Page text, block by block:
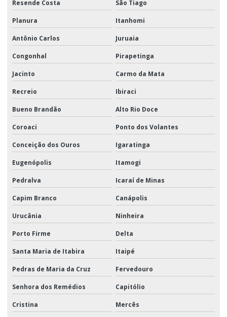
Resende Costa São Tiago
Planura Itanhomi
Antônio Carlos Juruaia
Congonhal Pirapetinga
Jacinto Carmo da Mata
Recreio Ibiraci
Bueno Brandão Alto Rio Doce
Coroaci Ponto dos Volantes
Conceição dos Ouros Igaratinga
Eugenópolis Itamogi
Pedralva Icaraí de Minas
Capim Branco Canápolis
Urucânia Ninheira
Porto Firme Delta
Santa Maria de Itabira Itaipé
Pedras de Maria da Cruz Fervedouro
Senhora dos Remédios Capitólio
Cristina Mercês